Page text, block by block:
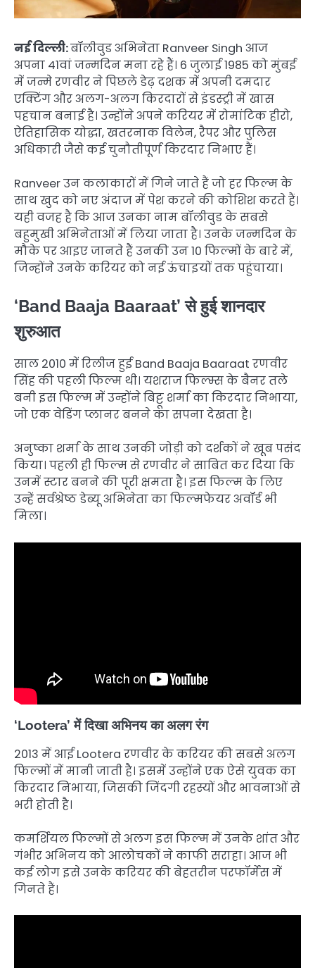
नई दिल्ली:बॉलीवुड अभिनेता Ranveer Singh आज
अपना 41वां जन्मदिन मना रहे हैं। 6 जुलाई 1985 को मुंबई
में जन्मे रणवीर ने पिछले डेढ़ दशक में अपनी दमदार
एक्टिंग और अलग-अलग किरदारों से इंडस्ट्री में खास
पहचान बनाई है। उन्होंने अपने करियर में रोमांटिक हीरो,
ऐतिहासिक योद्धा, खतरनाक विलेन, रैपर और पुलिस
अधिकारी जैसे कई चुनौतीपूर्ण किरदार निभाए हैं।
Ranveer उन कलाकारों में गिने जाते हैं जो हर फिल्म के
साथ खुद को नए अंदाज में पेश करने की कोशिश करते हैं।
यही वजह है कि आज उनका नाम बॉलीवुड के सबसे
बहुमुखी अभिनेताओं में लिया जाता है। उनके जन्मदिन के
मौके पर आइए जानते हैं उनकी उन 10 फिल्मों के बारे में,
जिन्होंने उनके करियर को नई ऊंचाइयों तक पहुंचाया।
‘Band Baaja Baaraat’ से हुई शानदार
शुरुआत
साल 2010 में रिलीज हुई Band Baaja Baaraat रणवीर
सिंह की पहली फिल्म थी। यशराज फिल्म्स के बैनर तले
बनी इस फिल्म में उन्होंने बिट्टू शर्मा का किरदार निभाया,
जो एक वेडिंग प्लानर बनने का सपना देखता है।
अनुष्का शर्मा के साथ उनकी जोड़ी को दर्शकों ने खूब पसंद
किया। पहली ही फिल्म से रणवीर ने साबित कर दिया कि
उनमें स्टार बनने की पूरी क्षमता है। इस फिल्म के लिए
उन्हें सर्वश्रेष्ठ डेब्यू अभिनेता का फिल्मफेयर अवॉर्ड भी
मिला।
‘Lootera’ में दिखा अभिनय का अलग रंग
2013 में आई Lootera रणवीर के करियर की सबसे अलग
फिल्मों में मानी जाती है। इसमें उन्होंने एक ऐसे युवक का
किरदार निभाया, जिसकी जिंदगी रहस्यों और भावनाओं से
भरी होती है।
कमर्शियल फिल्मों से अलग इस फिल्म में उनके शांत और
गंभीर अभिनय को आलोचकों ने काफी सराहा। आज भी
कई लोग इसे उनके करियर की बेहतरीन परफॉर्मेंस में
गिनते हैं।